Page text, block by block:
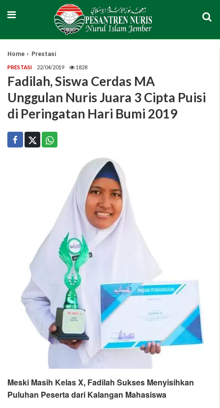
Home Prestasi
PRESTASI 22/04/2019 1828
Fadilah, Siswa Cerdas MA
Unggulan Nuris Juara 3 Cipta Puisi
di Peringatan Hari Bumi 2019
Meski Masih Kelas X, Fadilah Sukses Menyisihkan
Puluhan Peserta dari Kalangan Mahasiswa